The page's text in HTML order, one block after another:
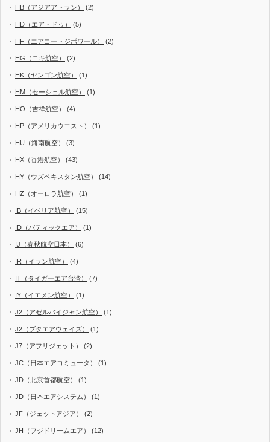
HB（アジアアトラン） (2)
HD（エア・ドゥ） (5)
HF（エアコートジボワール） (2)
HG（ニキ航空） (2)
HK（ヤンゴン航空） (1)
HM（セーシェル航空） (1)
HO（吉祥航空） (4)
HP（アメリカウエスト） (1)
HU（海南航空） (3)
HX（香港航空） (43)
HY（ウズベキスタン航空） (14)
HZ（オーロラ航空） (1)
IB（イベリア航空） (15)
ID（バティックエア） (1)
IJ（春秋航空日本） (6)
IR（イラン航空） (4)
IT（タイガーエア台湾） (7)
IY（イエメン航空） (1)
J2（アゼルバイジャン航空） (1)
J2（ブタエアウェイズ） (1)
J7（アフリジェット） (2)
JC（日本エアコミュータ） (1)
JD（北京首都航空） (1)
JD（日本エアシステム） (1)
JF（ジェットアジア） (2)
JH（フジドリームエア） (12)